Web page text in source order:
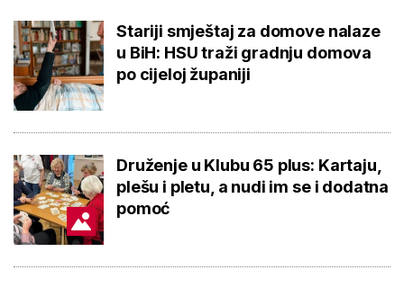
Stariji smještaj za domove nalaze
u BiH: HSU traži gradnju domova
po cijeloj županiji
Druženje u Klubu 65 plus: Kartaju,
plešu i pletu, a nudi im se i dodatna
pomoć